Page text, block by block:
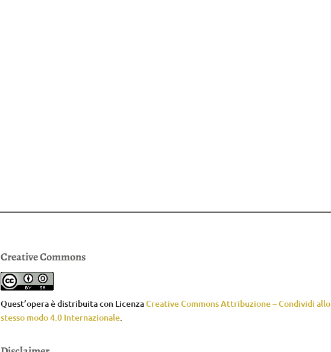
Creative Commons
Quest’opera è distribuita con LicenzaCreative Commons Attribuzione – Condividi allo
stesso modo 4.0 Internazionale